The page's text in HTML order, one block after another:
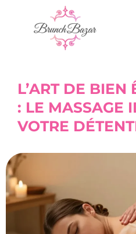
L’ART DE BIEN
: LE MASSAGE
VOTRE